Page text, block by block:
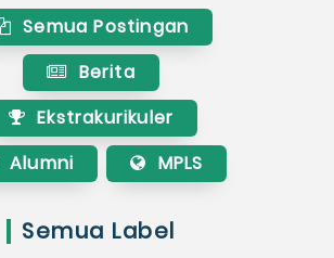
Semua Postingan
Berita
Ekstrakurikuler
Alumni
MPLS
Semua Label